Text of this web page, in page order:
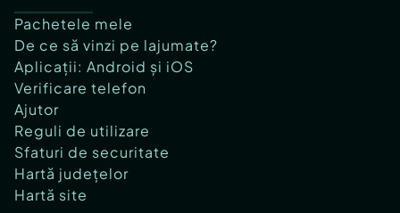
Pachetele mele
De ce să vinzi pe lajumate?
Aplicații: Android și iOS
Verificare telefon
Ajutor
Reguli de utilizare
Sfaturi de securitate
Hartă județelor
Hartă site